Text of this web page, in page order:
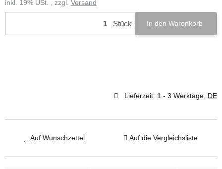
inkl. 19% USt. , zzgl. Versand
Stück In den Warenkorb
Lieferzeit: 1 - 3 Werktage DE
Auf Wunschzettel Auf die Vergleichsliste